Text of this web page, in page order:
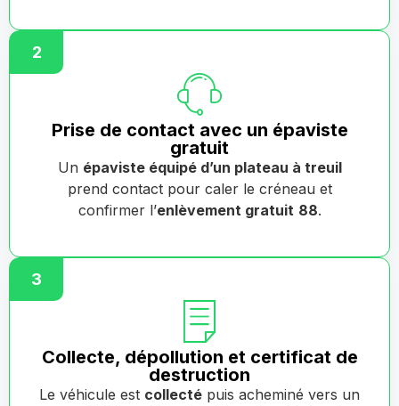
2
Prise de contact avec un épaviste
gratuit
Un épaviste équipé d’un plateau à treuil
prend contact pour caler le créneau et
confirmer l’enlèvement gratuit 88.
3
Collecte, dépollution et certificat de
destruction
Le véhicule est collecté puis acheminé vers un